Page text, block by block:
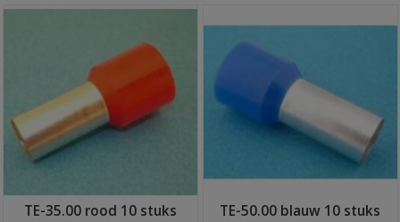
TE-35.00 rood 10 stuks TE-50.00 blauw 10 stuks